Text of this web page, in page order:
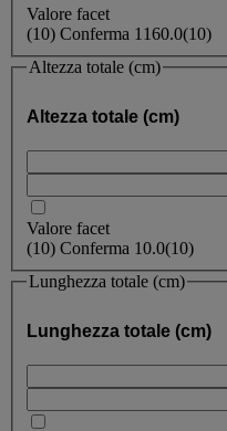
Valore facet
(10) Conferma 1160.0(10)
Altezza totale (cm)
Altezza totale (cm)
Valore facet
(10) Conferma 10.0(10)
Lunghezza totale (cm)
Lunghezza totale (cm)